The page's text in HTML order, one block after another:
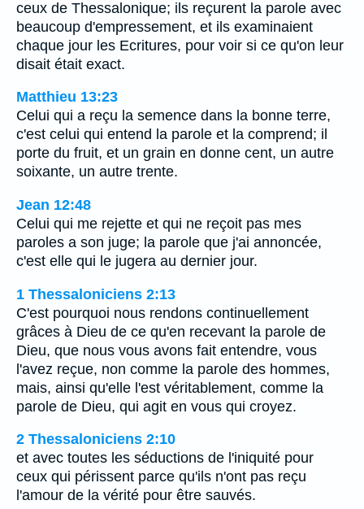
ceux de Thessalonique; ils reçurent la parole avec
beaucoup d'empressement, et ils examinaient
chaque jour les Ecritures, pour voir si ce qu'on leur
disait était exact.
Matthieu 13:23
Celui qui a reçu la semence dans la bonne terre,
c'est celui qui entend la parole et la comprend; il
porte du fruit, et un grain en donne cent, un autre
soixante, un autre trente.
Jean 12:48
Celui qui me rejette et qui ne reçoit pas mes
paroles a son juge; la parole que j'ai annoncée,
c'est elle qui le jugera au dernier jour.
1 Thessaloniciens 2:13
C'est pourquoi nous rendons continuellement
grâces à Dieu de ce qu'en recevant la parole de
Dieu, que nous vous avons fait entendre, vous
l'avez reçue, non comme la parole des hommes,
mais, ainsi qu'elle l'est véritablement, comme la
parole de Dieu, qui agit en vous qui croyez.
2 Thessaloniciens 2:10
et avec toutes les séductions de l'iniquité pour
ceux qui périssent parce qu'ils n'ont pas reçu
l'amour de la vérité pour être sauvés.